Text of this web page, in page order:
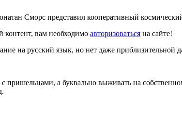
Сморс представил кооперативный
контент, вам необходимо авторизоваться на сайте!
на русский язык, но нет даже приблизительной
пришельцами, а буквально выживать на